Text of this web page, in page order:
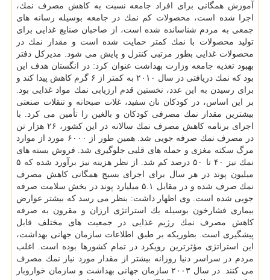
آموزش همگانی برای افراد جامعه نسبت به كاهش مصرف نمك،
اجرا شده است، محصولات كم نمك در جامعه بوسیله رسانه های
جمعی به مردم شناسانده شده است، از صاحبان صنایع غذایی برای
تولید محصولات با نمك كمتر حمایت شده است و مقدار نمك در
محصولات غذایی بطور مرتبی كنترل و پایش می شود. مدیركل دفتر
بهبود تغذیه جامعه وزارت بهداشت عنوان كرد: در انگستان هدف این
بود كه نمك دریافتی در سال ۲۰۱۰ به كمتر از ۶ گرم كاهش پیدا كند و
برای رسیدن به این عدد، نخستین قدم ارزیابی نمك مواد غذایی بود.
بر این اساس، در كودكان نان سفید، غلات صبحانه و تنقلات صنعتی
بیشترین مقدار نمك مصرفی كودكان و بالغین را تأمین می كرد. با
اجرای برنامه كاهش مصرف نمك سالانه در این كشور، ۲۶ هزار تن
در مصرف نمك صرفه جویی شد. همین طور از ۶۰۰۰ مورد از موارد
مرگ سكته مغزی و حمله های قلبی جلوگیری شد. فروش بسته های
نمك نیز ۴۰ تا ۵۰ درصد كم شد. از نظر هزینه نیز برآورد شده كه ۵
میلیون پوند در هر سال برای اجرای بسیج همگانی كاهش مصرف
نمك صرف شده و در مقابل ۵.۱ میلیارد پوند در بخش سلامت صرفه
جویی شده است. وی اظهار داشت: بنظر می رسد كه بیشتر عوارض
بیماری فشارخون بوسیله یك استراتژی ارزان و مقرون به صرفه
كاهش مصرف نمك رژیم غذایی در جمعیت های مختلف قابل
پیشگیری است. بطوریكه بر طبق اطلاعات سازمان جهانی بهداشت،
این استراتژی مؤثرترین رویكرد در تمام كشورها بوده است. اغلب
مردم در سراسر دنیا روزانه بیشتر از مقدار مورد نیاز نمك مصرف
می كنند. در سال ۲۰۰۳ سازمان جهانی بهداشت و سازمان خواروبار